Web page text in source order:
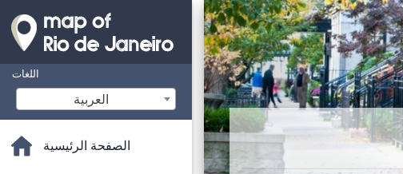
اللغات
‫العربية
الصفحة الرئيسية